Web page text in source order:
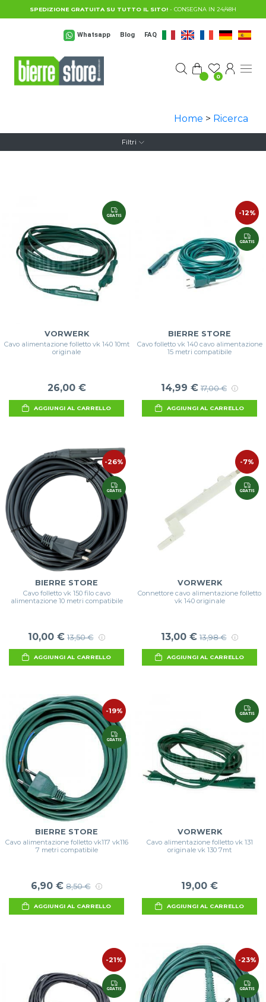
Salta al contenuto principale
SPEDIZIONE GRATUITA SU TUTTO IL SITO! - CONSEGNA IN 24/48H
Whatsapp Blog FAQ
0
Home > Ricerca
Filtri
GRATIS
VORWERK
Cavo alimentazione folletto vk 140 10mt
originale
26,00 €
AGGIUNGI AL CARRELLO
-12%
GRATIS
BIERRE STORE
Cavo folletto vk 140 cavo alimentazione
15 metri compatibile
14,99 € 17,00 €
AGGIUNGI AL CARRELLO
-26%
GRATIS
BIERRE STORE
Cavo folletto vk 150 filo cavo
alimentazione 10 metri compatibile
10,00 € 13,50 €
AGGIUNGI AL CARRELLO
-7%
GRATIS
VORWERK
Connettore cavo alimentazione folletto
vk 140 originale
13,00 € 13,98 €
AGGIUNGI AL CARRELLO
-19%
GRATIS
BIERRE STORE
Cavo alimentazione folletto vk117 vk116
7 metri compatibile
6,90 € 8,50 €
AGGIUNGI AL CARRELLO
GRATIS
VORWERK
Cavo alimentazione folletto vk 131
originale vk 130 7mt
19,00 €
AGGIUNGI AL CARRELLO
-21%
GRATIS
-23%
GRATIS